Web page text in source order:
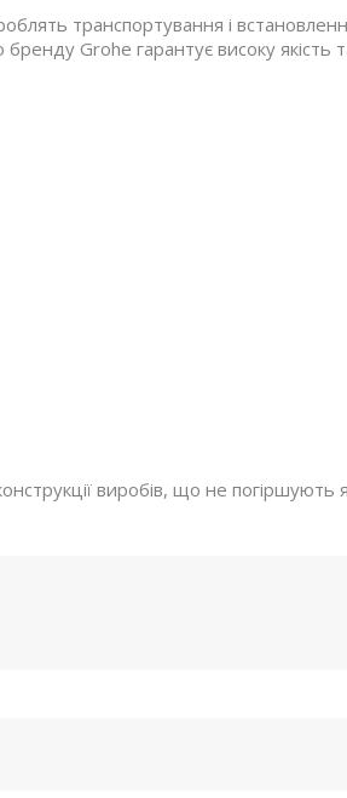
транспортування і
Grohe гарантує високу якість
виробів, що не погіршують